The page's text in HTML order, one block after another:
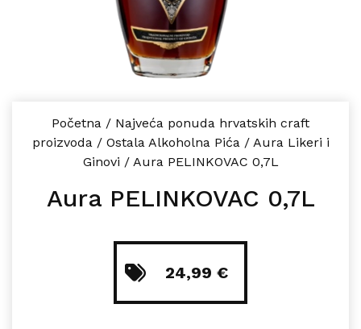
Početna / Najveća ponuda hrvatskih craft
proizvoda/ Ostala Alkoholna Pića/ Aura Likeri i
Ginovi / Aura PELINKOVAC 0,7L
Aura PELINKOVAC 0,7L
24,99 €